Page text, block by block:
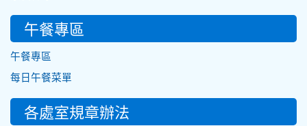
午餐專區
午餐專區
每日午餐菜單
各處室規章辦法